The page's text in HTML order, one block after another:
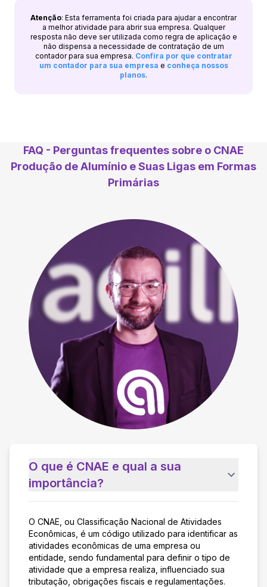
Atenção: Esta ferramenta foi criada para ajudar a encontrar
a melhor atividade para abrir sua empresa. Qualquer
resposta não deve ser utilizada como regra de aplicação e
não dispensa a necessidade de contratação de um
contador para sua empresa. Confira por que contratar
um contador para sua empresa e conheça nossos
planos.
FAQ - Perguntas frequentes sobre o CNAE
Produção de Alumínio e Suas Ligas em Formas
Primárias
O que é CNAE e qual a sua
importância?
O CNAE, ou Classificação Nacional de Atividades
Econômicas, é um código utilizado para identificar as
atividades econômicas de uma empresa ou
entidade, sendo fundamental para definir o tipo de
atividade que a empresa realiza, influenciado sua
tributação, obrigações fiscais e regulamentações.